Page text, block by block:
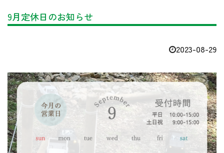
9月定休日のお知らせ
2023-08-29